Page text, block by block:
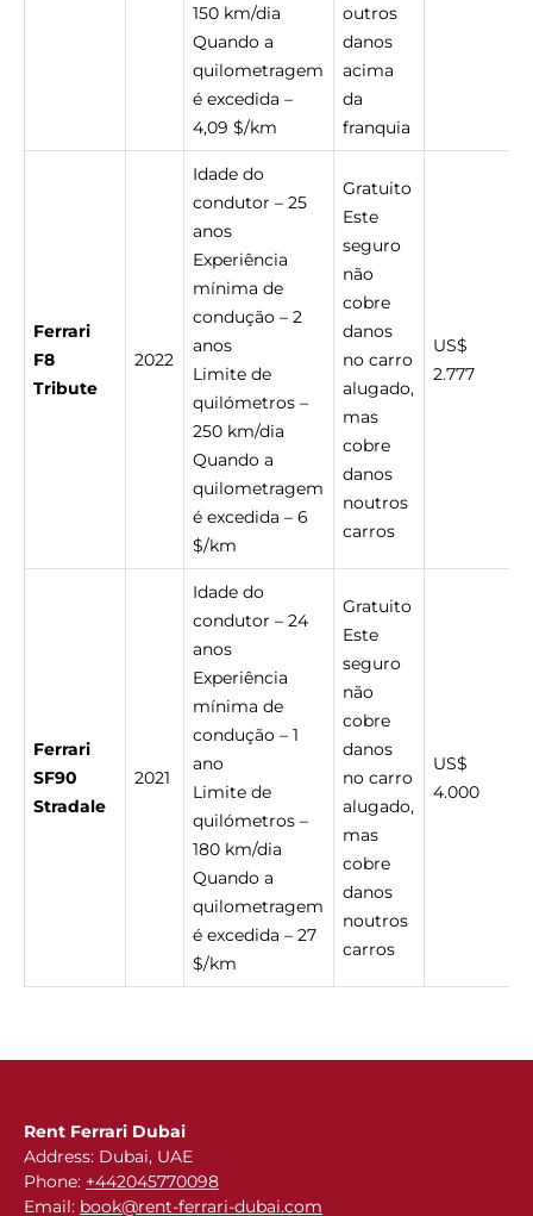
150 km/dia
Quando a
quilometragem
é excedida –
4,09 $/km
outros
danos
acima
da
franquia
Ferrari
F8
Tribute
2022
Idade do
condutor – 25
anos
Experiência
mínima de
condução – 2
anos
Limite de
quilómetros –
250 km/dia
Quando a
quilometragem
é excedida – 6
$/km
Gratuito
Este
seguro
não
cobre
danos
no carro
alugado,
mas
cobre
danos
noutros
carros
US$
2.777
Ferrari
SF90
Stradale
2021
Idade do
condutor – 24
anos
Experiência
mínima de
condução – 1
ano
Limite de
quilómetros –
180 km/dia
Quando a
quilometragem
é excedida – 27
$/km
Gratuito
Este
seguro
não
cobre
danos
no carro
alugado,
mas
cobre
danos
noutros
carros
US$
4.000
Rent Ferrari Dubai
Address: Dubai, UAE
Phone: +442045770098
Email: book@rent-ferrari-dubai.com